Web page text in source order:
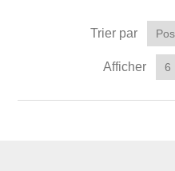
Trier par
Afficher